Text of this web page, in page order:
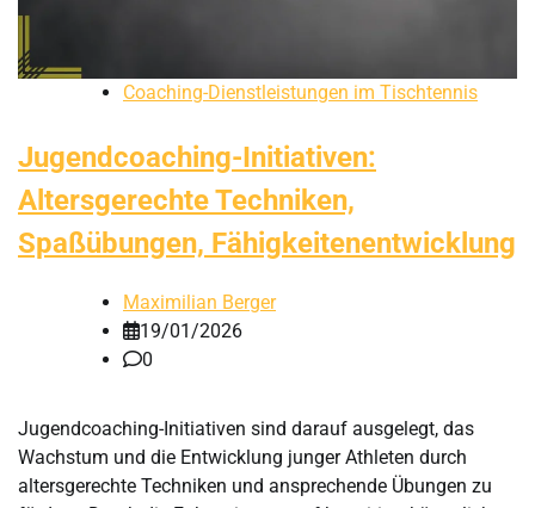
Coaching-Dienstleistungen im Tischtennis
Jugendcoaching-Initiativen:
Altersgerechte Techniken,
Spaßübungen, Fähigkeitenentwicklung
Maximilian Berger
19/01/2026
0
Jugendcoaching-Initiativen sind darauf ausgelegt, das
Wachstum und die Entwicklung junger Athleten durch
altersgerechte Techniken und ansprechende Übungen zu